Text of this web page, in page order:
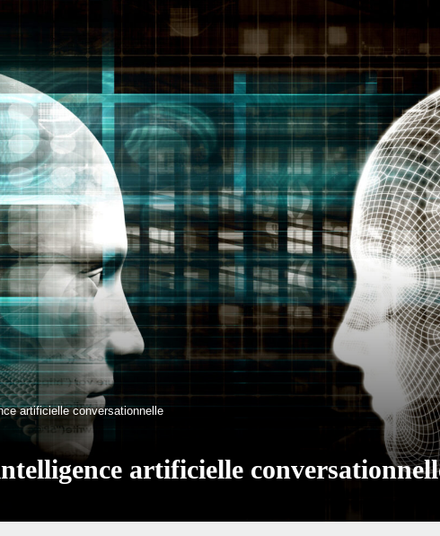
artificielle conversationnelle
artificielle